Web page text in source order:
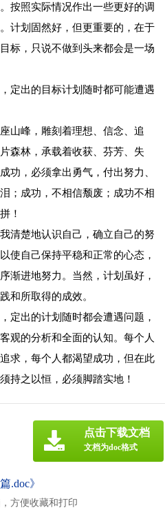
按照实际情况作出一些更好的调
计划固然好，但更重要的，在于
标，只说不做到头来都会是一场
定出的目标计划随时都可能遭遇
山峰，雕刻着理想、信念、追
森林，承载着收获、芬芳、失
功，必须拿出勇气，付出努力、
；成功，不相信颓废；成功不相
！
清楚地认识自己，确立自己的努
使自己保持平稳和正常的心态，
渐进地努力。当然，计划虽好，
和所取得的成效。
定出的计划随时都会遭遇问题，
观的分析和全面的认知。每个人
求，每个人都渴望成功，但在此
持之以恒，必须脚踏实地！
.doc》
方便收藏和打印
点击下载文档
文档为doc格式